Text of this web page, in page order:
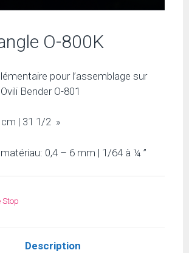
O-800K
pour l’assemblage sur
Bender O-801
| 31 1/2 »
0,4 – 6 mm | 1/64 à ¼ ”
Stop
Description